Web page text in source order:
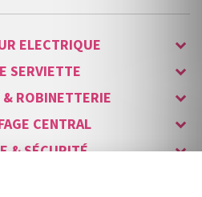
ELECTRIQUE
SERVIETTE
ROBINETTERIE
CENTRAL
& SÉCURITÉ
CONNECTÉE